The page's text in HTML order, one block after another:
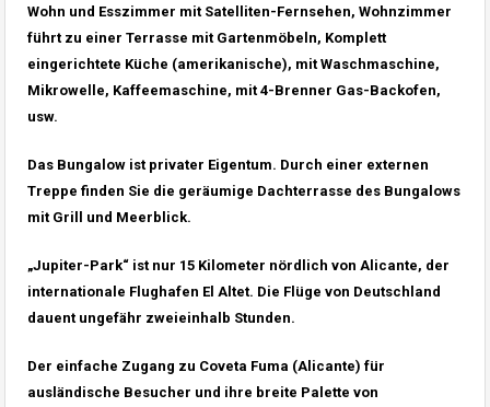
Wohn und Esszimmer mit Satelliten-Fernsehen, Wohnzimmer
führt zu einer Terrasse mit Gartenmöbeln, Komplett
eingerichtete Küche (amerikanische), mit Waschmaschine,
Mikrowelle, Kaffeemaschine, mit 4-Brenner Gas-Backofen,
usw.
Das Bungalow ist privater Eigentum. Durch einer externen
Treppe finden Sie die geräumige Dachterrasse des Bungalows
mit Grill und Meerblick.
„Jupiter-Park“ ist nur 15 Kilometer nördlich von Alicante, der
internationale Flughafen El Altet. Die Flüge von Deutschland
dauent ungefähr zweieinhalb Stunden.
Der einfache Zugang zu Coveta Fuma (Alicante) für
ausländische Besucher und ihre breite Palette von